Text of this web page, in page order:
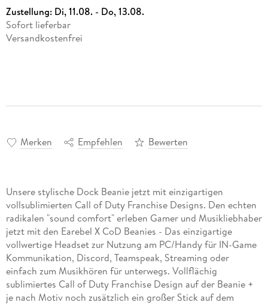
Zustellung: Di, 11.08. - Do, 13.08.
Sofort lieferbar
Versandkostenfrei
Merken Empfehlen Bewerten
Unsere stylische Dock Beanie jetzt mit einzigartigen
vollsublimierten Call of Duty Franchise Designs. Den echten
radikalen "sound comfort" erleben Gamer und Musikliebhaber
jetzt mit den Earebel X CoD Beanies - Das einzigartige
vollwertige Headset zur Nutzung am PC/Handy für IN-Game
Kommunikation, Discord, Teamspeak, Streaming oder
einfach zum Musikhören für unterwegs. Vollflächig
sublimiertes Call of Duty Franchise Design auf der Beanie +
je nach Motiv noch zusätzlich ein großer Stick auf dem